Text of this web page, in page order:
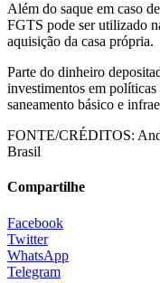
Além do saque em caso
FGTS pode ser utilizado
aquisição da casa própria.
Parte do dinheiro
investimentos em políticas
saneamento básico e
FONTE/CRÉDITOS:
Brasil
Compartilhe
Facebook
Twitter
WhatsApp
Telegram